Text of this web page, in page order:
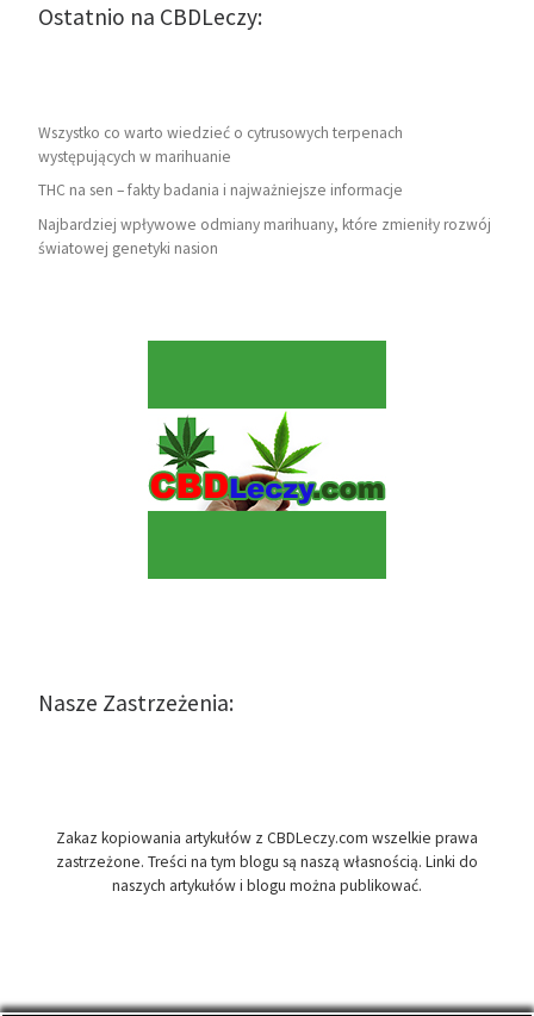
Ostatnio na CBDLeczy:
Wszystko co warto wiedzieć o cytrusowych terpenach
występujących w marihuanie
THC na sen – fakty badania i najważniejsze informacje
Najbardziej wpływowe odmiany marihuany, które zmieniły rozwój
światowej genetyki nasion
Nasze Zastrzeżenia:
Zakaz kopiowania artykułów z CBDLeczy.com wszelkie prawa
zastrzeżone. Treści na tym blogu są naszą własnością. Linki do
naszych artykułów i blogu można publikować.